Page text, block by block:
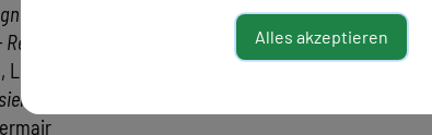
mit Barbara
aufgefrischt:
Hartl, E. Klar, M. Köhle
fern von wo?
Alles akzeptieren